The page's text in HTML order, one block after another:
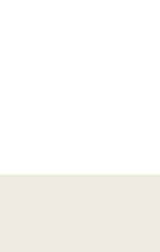
Bluesky
sur Facebook